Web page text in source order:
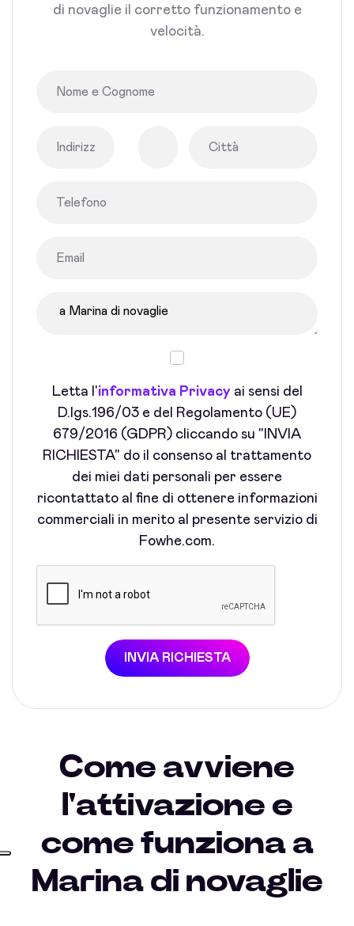
di novaglie il corretto funzionamento e
velocità.
Letta l'informativa Privacyai sensi del
D.lgs.196/03 e del Regolamento (UE)
679/2016 (GDPR) cliccando su "INVIA
RICHIESTA" do il consenso al trattamento
dei miei dati personali per essere
ricontattato al fine di ottenere informazioni
commerciali in merito al presente servizio di
Fowhe.com.
INVIA RICHIESTA
Come avviene
l'attivazione e
come funziona a
Marina di novaglie